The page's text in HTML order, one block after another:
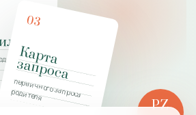
и
03
К
а
р
т
а
з
а
п
р
о
с
а
первичного запроса
родителя
PZ